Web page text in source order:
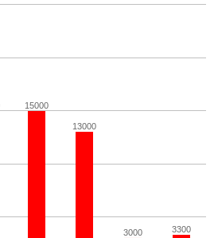
15000
13000
3000 3300